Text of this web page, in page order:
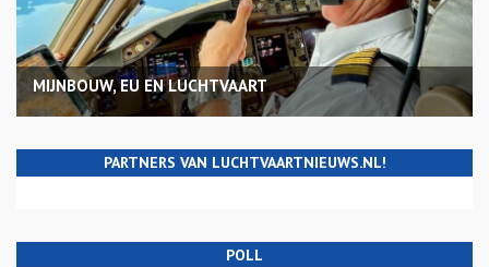
MIJNBOUW, EU EN LUCHTVAART
PARTNERS VAN LUCHTVAARTNIEUWS.NL!
POLL